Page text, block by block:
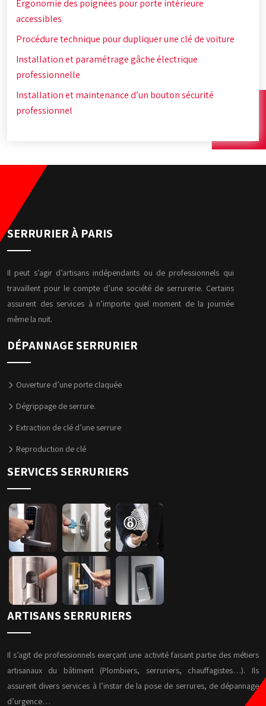
Ergonomie des poignées pour porte intérieure
accessibles
Procédure technique pour dupliquer une clé de voiture
Installation et paramétrage gâche électrique
professionnelle
Installation et maintenance d’un bouton sécurité
professionnel
SERRURIER À PARIS
Il peut s’agir d’artisans indépendants ou de professionnels qui
travaillent pour le compte d’une société de serrurerie. Certains
assurent des services à n’importe quel moment de la journée
même la nuit.
DÉPANNAGE SERRURIER
Ouverture d’une porte claquée
Dégrippage de serrure.
Extraction de clé d’une serrure
Reproduction de clé
SERVICES SERRURIERS
ARTISANS SERRURIERS
Il s’agit de professionnels exerçant une activité faisant partie des métiers
artisanaux du bâtiment (Plombiers, serruriers, chauffagistes…). Ils
assurent divers services à l’instar de la pose de serrures, de dépannage
d’urgence…